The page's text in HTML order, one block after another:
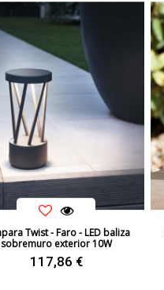
Twist - Faro - LED baliza
sobremuro exterior 10W
117,86 €